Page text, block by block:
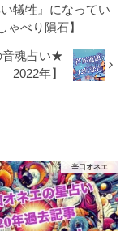
犠牲』になってい
ゃべり隕石】
音魂占い★
2022年】
辛口オネエ